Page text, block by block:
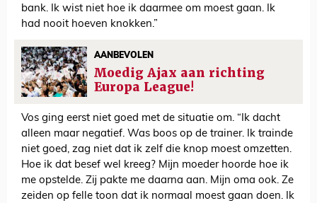
bank. Ik wist niet hoe ik daarmee om moest gaan. Ik
had nooit hoeven knokken.”
AANBEVOLEN
Moedig Ajax aan richting
Europa League!
Vos ging eerst niet goed met de situatie om. “Ik dacht
alleen maar negatief. Was boos op de trainer. Ik trainde
niet goed, zag niet dat ik zelf die knop moest omzetten.
Hoe ik dat besef wel kreeg? Mijn moeder hoorde hoe ik
me opstelde. Zij pakte me daarna aan. Mijn oma ook. Ze
zeiden op felle toon dat ik normaal moest gaan doen. Ik